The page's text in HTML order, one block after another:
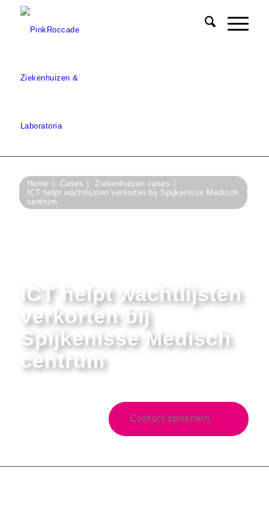
Home Cases
Ziekenhuizen cases
ICT helpt wachtlijsten verkorten bij Spijkenisse Medisch
centrum
ICT helpt wachtlijsten
verkorten bij
Spijkenisse Medisch
centrum
Contact opnemen